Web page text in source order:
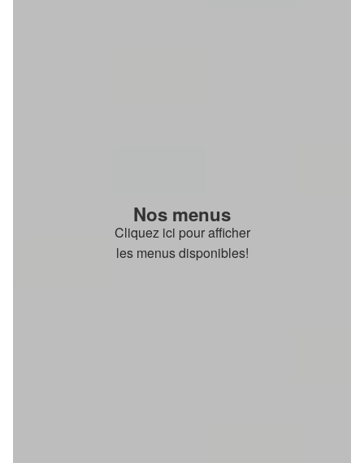
Nos menus
Cliquez ici pour afficher
les menus disponibles!